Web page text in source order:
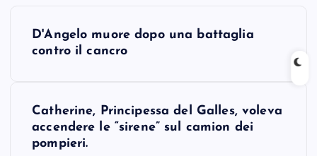
D'Angelo muore dopo una battaglia
contro il cancro
Catherine, Principessa del Galles, voleva
accendere le “sirene” sul camion dei
pompieri.